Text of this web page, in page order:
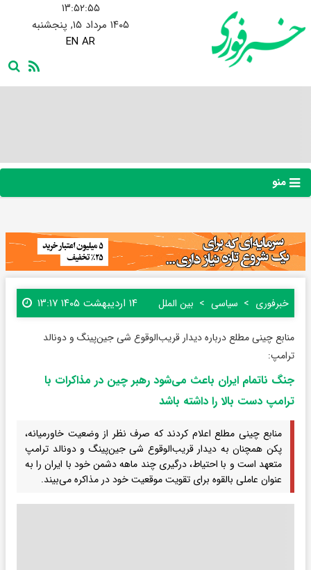
۱۳:۵۲:۵۶
۱۴۰۵ مرداد ۱۵, پنجشنبه
EN AR
منو
خبرفوری سیاسی بین الملل ۱۴ اردیبهشت ۱۴۰۵ ۱۳:۱۷
منابع چینی مطلع درباره دیدار قریب‌الوقوع شی جین‌پینگ و دونالد
ترامپ:
جنگ ناتمام ایران باعث می‌شود رهبر چین در مذاکرات با
ترامپ دست بالا را داشته باشد
منابع چینی مطلع اعلام کردند که صرف نظر از وضعیت خاورمیانه،
پکن همچنان به دیدار قریب‌الوقوع شی جین‌پینگ و دونالد ترامپ
متعهد است و با احتیاط، درگیری چند ماهه دشمن خود با ایران را به
عنوان عاملی بالقوه برای تقویت موقعیت خود در مذاکره می‌بیند.